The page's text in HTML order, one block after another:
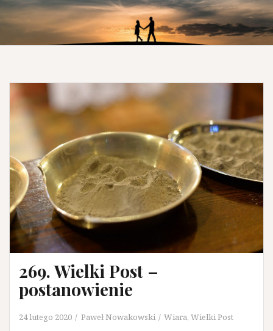
269. Wielki Post –
postanowienie
24 lutego 2020 Paweł Nowakowski Wiara, Wielki Post